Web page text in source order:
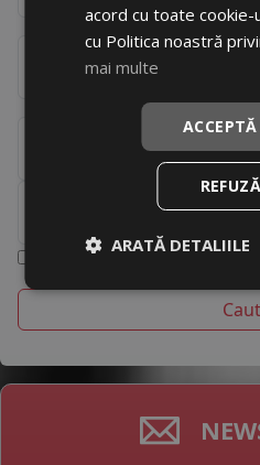
225/55R18
225/60R18
245/45R18
Run Flat Ranforsat
acord cu toate
cu Politica noastră
mai multe
ARATĂ DETALIILE